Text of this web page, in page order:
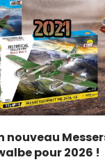
nouveau
pour 2026 !